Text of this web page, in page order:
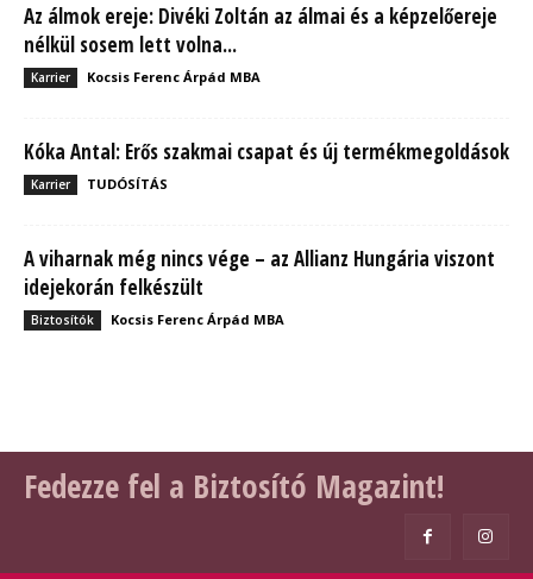
Az álmok ereje: Divéki Zoltán az álmai és a képzelőereje
nélkül sosem lett volna...
Karrier Kocsis Ferenc Árpád MBA
Kóka Antal: Erős szakmai csapat és új termékmegoldások
Karrier TUDÓSÍTÁS
A viharnak még nincs vége – az Allianz Hungária viszont
idejekorán felkészült
Biztosítók Kocsis Ferenc Árpád MBA
Fedezze fel a Biztosító Magazint!